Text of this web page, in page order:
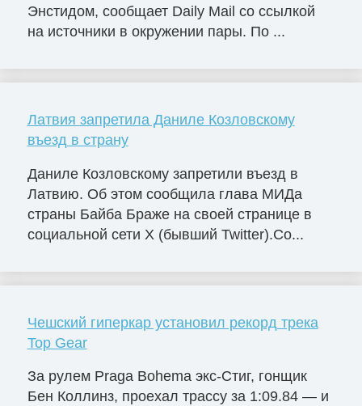
Энстидом, сообщает Daily Mail со ссылкой
на источники в окружении пары. По ...
Латвия запретила Даниле Козловскому
въезд в страну
Даниле Козловскому запретили въезд в
Латвию. Об этом сообщила глава МИДа
страны Байба Браже на своей странице в
социальной сети X (бывший Twitter).Со...
Чешский гиперкар установил рекорд трека
Top Gear
За рулем Praga Bohema экс-Стиг, гонщик
Бен Коллинз, проехал трассу за 1:09.84 — и